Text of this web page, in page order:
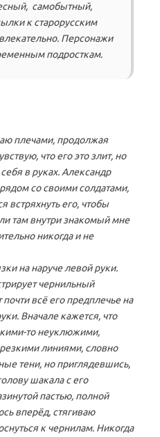
самобытный,
к старорусским
Персонажи
подросткам.
плечами, продолжая
что его это злит, но
в руках. Александр
со своими солдатами,
встряхнуть его, чтобы
ли там внутри знакомый мне
никогда и не
на наруче левой руки.
чернильный
почти всё его предплечье на
Вначале кажется, что
то неуклюжими,
линиями, словно
тени, но приглядевшись,
шакала с его
пастью, полной
вперёд, стягиваю
к чернилам. Никогда